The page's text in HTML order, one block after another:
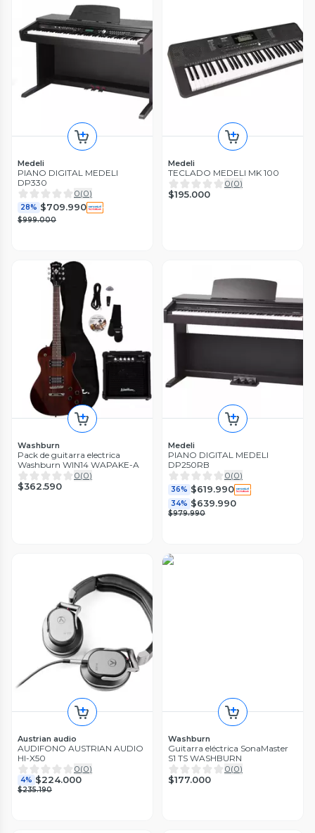
Medeli
PIANO DIGITAL MEDELI
DP330
0(0)
28% $709.990
$999.000
Medeli
TECLADO MEDELI MK 100
0(0)
$195.000
Washburn
Pack de guitarra electrica
Washburn WIN14 WAPAKE-A
0(0)
$362.590
Medeli
PIANO DIGITAL MEDELI
DP250RB
0(0)
36% $619.990
34% $639.990
$979.990
Austrian audio
AUDIFONO AUSTRIAN AUDIO
HI-X50
0(0)
4% $224.000
$235.190
Washburn
Guitarra eléctrica SonaMaster
S1 TS WASHBURN
0(0)
$177.000